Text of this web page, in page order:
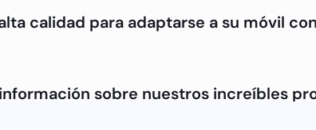
calidad para adaptarse a su móvil
sobre nuestros increíbles